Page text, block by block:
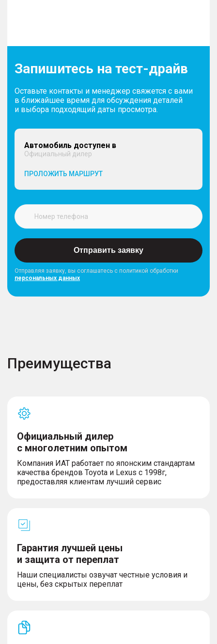
Запишитесь на тест-драйв
Оставьте контакты и менеджер свяжется с вами
в ближайшее время для обсуждения деталей
и выбора подходящий даты просмотра.
Автомобиль доступен в
Официальный дилер
ПРОЛОЖИТЬ МАРШРУТ
Отправить заявку
Отправляя заявку, вы соглашатесь с политикой обработки
персональных данных
Преимущества
Официальный дилер
с многолетним опытом
Компания ИАТ работает по японским стандартам
качества брендов Toyota и Lexus с 1998г,
предоставляя клиентам лучший сервис
Гарантия лучшей цены
и защита от переплат
Наши специалисты озвучат честные условия и
цены, без скрытых переплат